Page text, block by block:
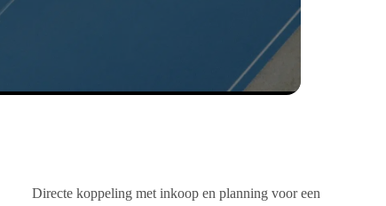
Directe koppeling met inkoop en planning voor een